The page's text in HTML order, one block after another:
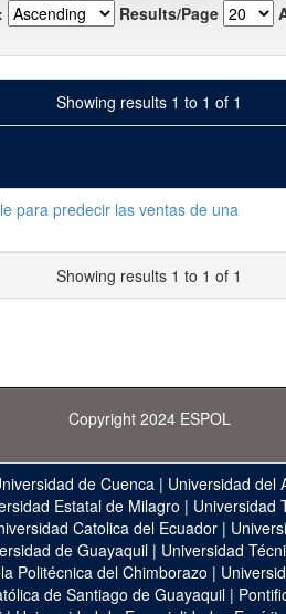
Results/Page
Showing results 1 to 1 of 1
para predecir las ventas de una
Showing results 1 to 1 of 1
Copyright 2024 ESPOL
de Cuenca | Universidad del
Estatal de Milagro | Universidad
Catolica del Ecuador|
de Guayaquil | Universidad
Politécnica del Chimborazo |
de Santiago de Guayaquil |